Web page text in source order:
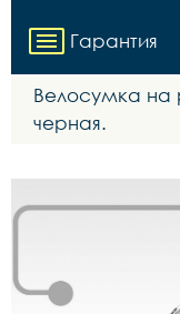
Гарантия
Велосумка на
черная.